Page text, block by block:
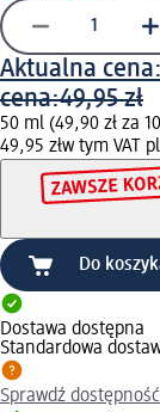
Aktualna cena:
cena:49,95 zł
50 ml (49,90 zł za
49,95 złw tym VAT
Do
Dostawa dostępna
Standardowa
Sprawdź